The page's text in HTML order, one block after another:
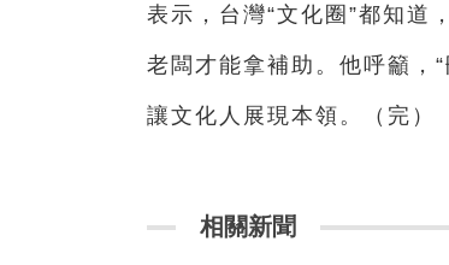
表示，台灣“文化圈”都知道
老闆才能拿補助。他呼籲，
讓文化人展現本領。（完）
相關新聞